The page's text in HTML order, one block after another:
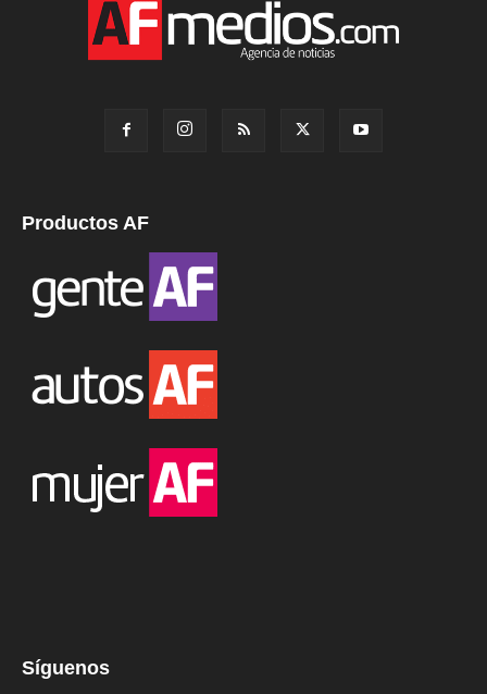
Productos AF
Síguenos